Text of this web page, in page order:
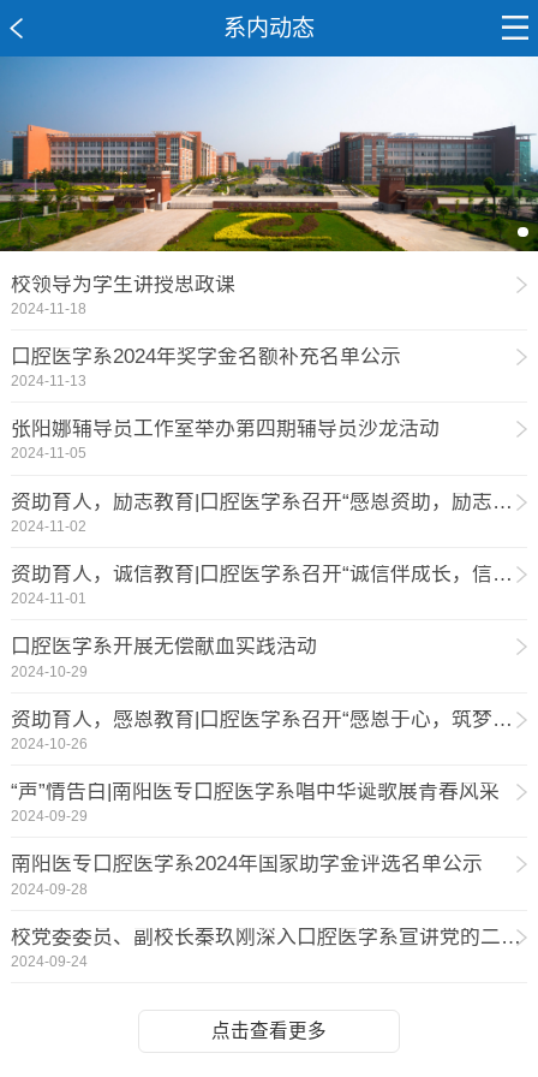
系内动态
校领导为学生讲授思政课
2024-11-18
口腔医学系2024年奖学金名额补充名单公示
2024-11-13
张阳娜辅导员工作室举办第四期辅导员沙龙活动
2024-11-05
资助育人，励志教育|口腔医学系召开“感恩资助，励志成才”主题班会
2024-11-02
资助育人，诚信教育|口腔医学系召开“诚信伴成长，信用铸人生”主题班会
2024-11-01
口腔医学系开展无偿献血实践活动
2024-10-29
资助育人，感恩教育|口腔医学系召开“感恩于心，筑梦于行”主题班会
2024-10-26
“声”情告白|南阳医专口腔医学系唱中华诞歌展青春风采
2024-09-29
南阳医专口腔医学系2024年国家助学金评选名单公示
2024-09-28
校党委委员、副校长秦玖刚深入口腔医学系宣讲党的二十届三中全会精神
2024-09-24
点击查看更多